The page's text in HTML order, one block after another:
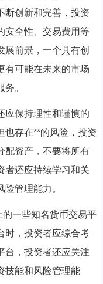
断创新和完善，投资
安全性、交易费用等
展前景，一个具有创
有可能在未来的市场
。
应保持理性和谨慎的
也存在**的风险，投资
配资产，不要将所有
者还应持续学习和关
管理能力。
一些知名货币交易平
时，投资者应综合考
台，投资者还应关注
技能和风险管理能